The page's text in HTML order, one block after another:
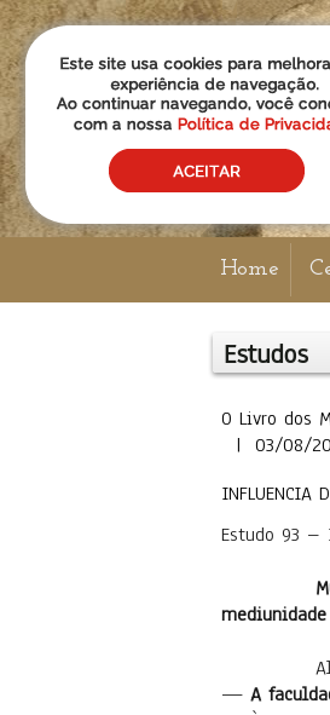
Home
Estudos
O Livro dos
| 03/08/
INFLUENCIA
Estudo 93 –
Allan
— A